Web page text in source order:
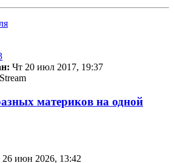
Чт 20 июл 2017, 19:37
материков на одной
июн 2026, 13:42